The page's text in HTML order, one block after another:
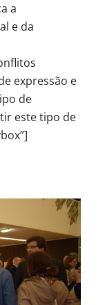
a
e da
expressão e
de
este tipo de